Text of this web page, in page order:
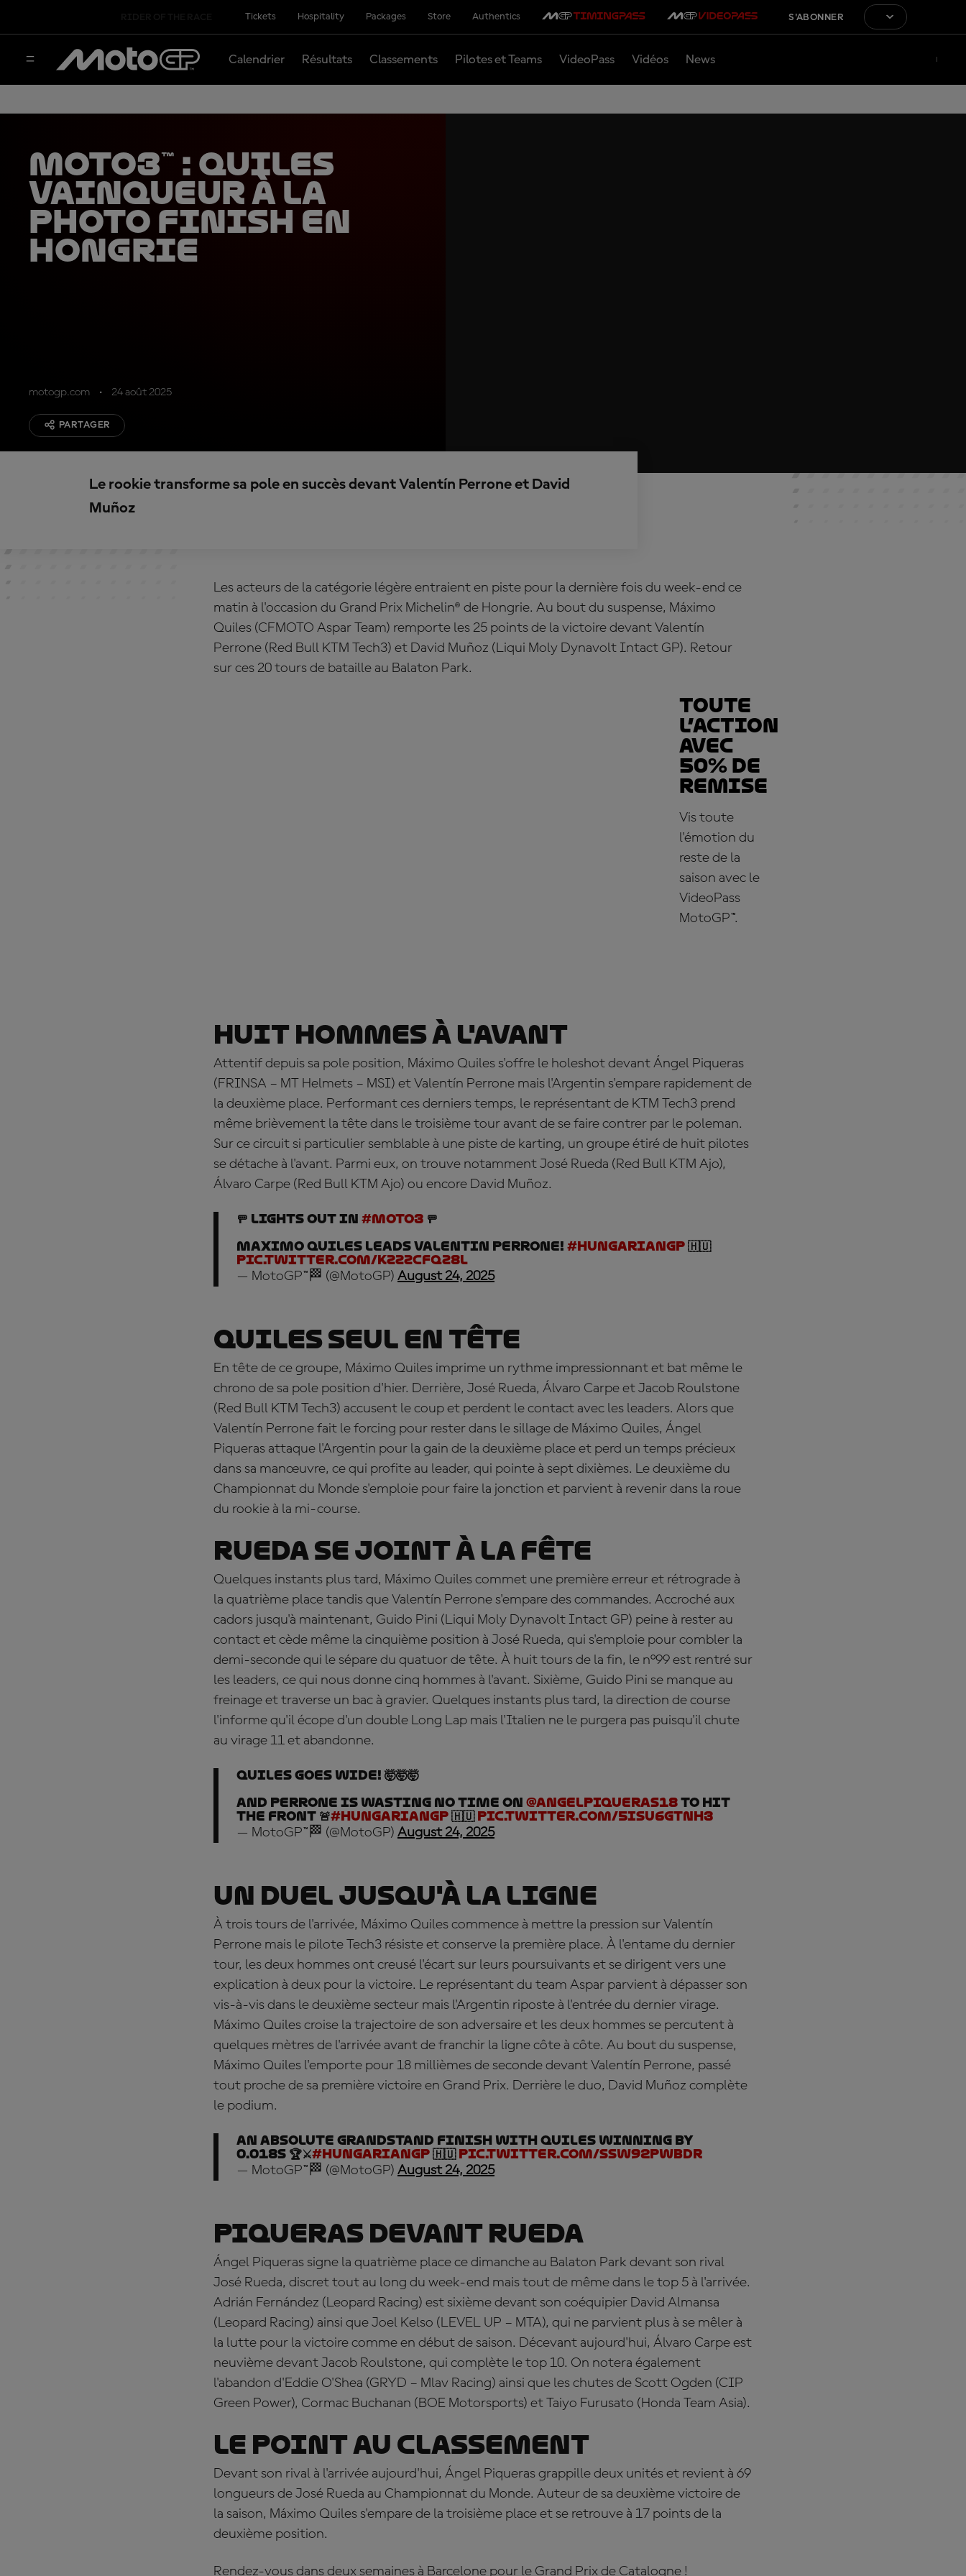
Tickets Hospitality Packages Store Authentics S'ABONNER
Calendrier Résultats Classements Pilotes et Teams VideoPass Vidéos News
Moto3™ : Quiles
vainqueur à la
photo finish en
Hongrie
motogp.com 24 août 2025
PARTAGER
Le rookie transforme sa pole en succès devant Valentín Perrone et David
Muñoz
Les acteurs de la catégorie légère entraient en piste pour la dernière fois du week-end ce
matin à l'occasion du Grand Prix Michelin® de Hongrie. Au bout du suspense, Máximo
Quiles (CFMOTO Aspar Team) remporte les 25 points de la victoire devant Valentín
Perrone (Red Bull KTM Tech3) et David Muñoz (Liqui Moly Dynavolt Intact GP). Retour
sur ces 20 tours de bataille au Balaton Park.
TOUTE
L’ACTION
AVEC
50% DE
REMISE
Vis toute
l'émotion du
reste de la
saison avec le
VideoPass
MotoGP™.
Huit hommes à l'avant
Attentif depuis sa pole position, Máximo Quiles s'offre le holeshot devant Ángel Piqueras
(FRINSA – MT Helmets – MSI) et Valentín Perrone mais l'Argentin s'empare rapidement de
la deuxième place. Performant ces derniers temps, le représentant de KTM Tech3 prend
même brièvement la tête dans le troisième tour avant de se faire contrer par le poleman.
Sur ce circuit si particulier semblable à une piste de karting, un groupe étiré de huit pilotes
se détache à l'avant. Parmi eux, on trouve notamment José Rueda (Red Bull KTM Ajo),
Álvaro Carpe (Red Bull KTM Ajo) ou encore David Muñoz.
🚥 LIGHTS OUT in #Moto3 🚥
Maximo Quiles leads Valentin Perrone! #HungarianGP🇭🇺
pic.twitter.com/KZzZCfqZ8L
— MotoGP™🏁 (@MotoGP) August 24, 2025
Quiles seul en tête
En tête de ce groupe, Máximo Quiles imprime un rythme impressionnant et bat même le
chrono de sa pole position d'hier. Derrière, José Rueda, Álvaro Carpe et Jacob Roulstone
(Red Bull KTM Tech3) accusent le coup et perdent le contact avec les leaders. Alors que
Valentín Perrone fait le forcing pour rester dans le sillage de Máximo Quiles, Ángel
Piqueras attaque l'Argentin pour la gain de la deuxième place et perd un temps précieux
dans sa manœuvre, ce qui profite au leader, qui pointe à sept dixièmes. Le deuxième du
Championnat du Monde s'emploie pour faire la jonction et parvient à revenir dans la roue
du rookie à la mi-course.
Rueda se joint à la fête
Quelques instants plus tard, Máximo Quiles commet une première erreur et rétrograde à
la quatrième place tandis que Valentín Perrone s'empare des commandes. Accroché aux
cadors jusqu'à maintenant, Guido Pini (Liqui Moly Dynavolt Intact GP) peine à rester au
contact et cède même la cinquième position à José Rueda, qui s'emploie pour combler la
demi-seconde qui le sépare du quatuor de tête. À huit tours de la fin, le n°99 est rentré sur
les leaders, ce qui nous donne cinq hommes à l'avant. Sixième, Guido Pini se manque au
freinage et traverse un bac à gravier. Quelques instants plus tard, la direction de course
l'informe qu'il écope d'un double Long Lap mais l'Italien ne le purgera pas puisqu'il chute
au virage 11 et abandonne.
Quiles goes wide! 🤯🤯🤯
And Perrone is wasting no time on @AngelPiqueras18to hit
the front 🚨#HungarianGP🇭🇺pic.twitter.com/5isu6GtnH3
— MotoGP™🏁 (@MotoGP) August 24, 2025
Un duel jusqu'à la ligne
À trois tours de l'arrivée, Máximo Quiles commence à mettre la pression sur Valentín
Perrone mais le pilote Tech3 résiste et conserve la première place. À l'entame du dernier
tour, les deux hommes ont creusé l'écart sur leurs poursuivants et se dirigent vers une
explication à deux pour la victoire. Le représentant du team Aspar parvient à dépasser son
vis-à-vis dans le deuxième secteur mais l'Argentin riposte à l'entrée du dernier virage.
Máximo Quiles croise la trajectoire de son adversaire et les deux hommes se percutent à
quelques mètres de l'arrivée avant de franchir la ligne côte à côte. Au bout du suspense,
Máximo Quiles l'emporte pour 18 millièmes de seconde devant Valentín Perrone, passé
tout proche de sa première victoire en Grand Prix. Derrière le duo, David Muñoz complète
le podium.
An absolute grandstand finish with Quiles winning by
0.018s 🏆⚔️#HungarianGP🇭🇺pic.twitter.com/SSW92PWBdR
— MotoGP™🏁 (@MotoGP) August 24, 2025
Piqueras devant Rueda
Ángel Piqueras signe la quatrième place ce dimanche au Balaton Park devant son rival
José Rueda, discret tout au long du week-end mais tout de même dans le top 5 à l'arrivée.
Adrián Fernández (Leopard Racing) est sixième devant son coéquipier David Almansa
(Leopard Racing) ainsi que Joel Kelso (LEVEL UP – MTA), qui ne parvient plus à se mêler à
la lutte pour la victoire comme en début de saison. Décevant aujourd'hui, Álvaro Carpe est
neuvième devant Jacob Roulstone, qui complète le top 10. On notera également
l'abandon d'Eddie O'Shea (GRYD – Mlav Racing) ainsi que les chutes de Scott Ogden (CIP
Green Power), Cormac Buchanan (BOE Motorsports) et Taiyo Furusato (Honda Team Asia).
Le point au classement
Devant son rival à l'arrivée aujourd'hui, Ángel Piqueras grappille deux unités et revient à 69
longueurs de José Rueda au Championnat du Monde. Auteur de sa deuxième victoire de
la saison, Máximo Quiles s'empare de la troisième place et se retrouve à 17 points de la
deuxième position.
Rendez-vous dans deux semaines à Barcelone pour le Grand Prix de Catalogne !